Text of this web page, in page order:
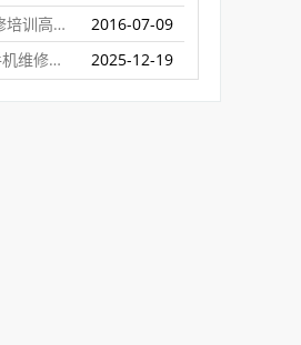
安卓·苹果手机维修培训高级班【实地】
2016-07-09
苹果手机、安卓手机维修培训（远程网络班）
2025-12-19